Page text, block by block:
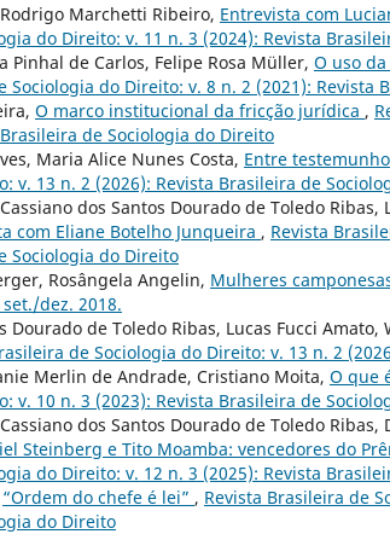
Marchetti Ribeiro, Entrevista com
do Direito: v. 11 n. 3 (2024): Revista
Pinhal de Carlos, Felipe Rosa Müller, O uso
Sociologia do Direito: v. 8 n. 2 (2021): Revista
O marco institucional da fricção jurídica ,
de Sociologia do Direito
Maria Alice Nunes Costa, Entre
v. 13 n. 2 (2026): Revista Brasileira de
dos Santos Dourado de Toledo
com Eliane Botelho Junqueira , Revista
Sociologia do Direito
Rosângela Angelin, Mulheres
dez. 2018.
Dourado de Toledo Ribas, Lucas Fucci Amato,
de Sociologia do Direito: v. 13 n. 2
Merlin de Andrade, Cristiano Moita, O que
v. 10 n. 3 (2023): Revista Brasileira de
dos Santos Dourado de Toledo
Steinberg e Tito Moamba: vencedores do
do Direito: v. 12 n. 3 (2025): Revista
“Ordem do chefe é lei” , Revista Brasileira de
do Direito